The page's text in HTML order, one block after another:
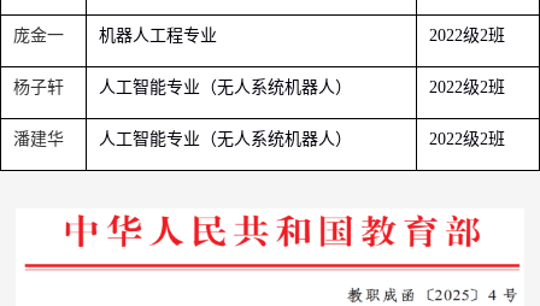
庞金一 机器人工程专业 2022级2班
杨子轩 人工智能专业（无人系统机器人） 2022级2班
潘建华 人工智能专业（无人系统机器人） 2022级2班